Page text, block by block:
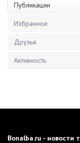
Публикации
Избранное
Друзья
Активность
Bonalba.ru - новости